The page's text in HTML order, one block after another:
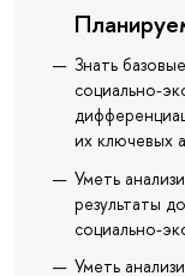
Знать
социально-
их ключевых
Уметь
результаты
социально-
Уметь